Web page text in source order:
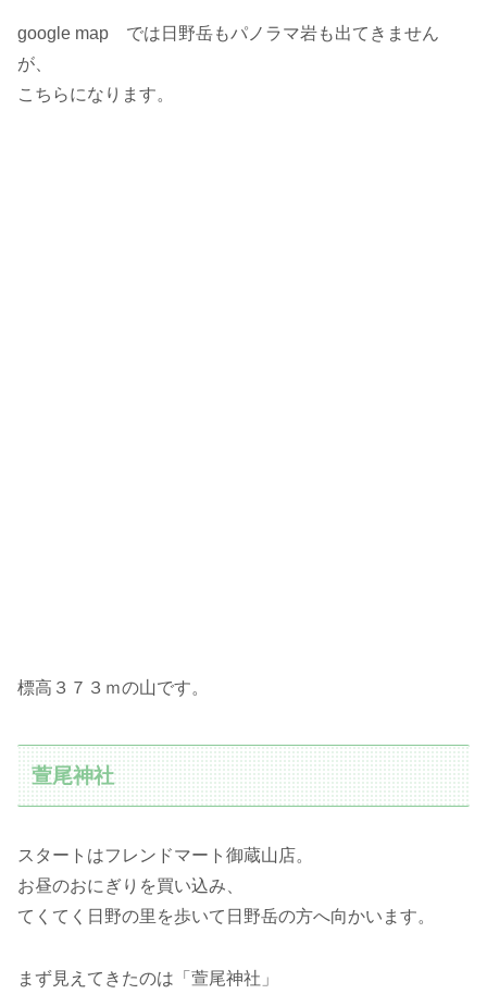
google map では日野岳もパノラマ岩も出てきません
が、
こちらになります。
標高３７３ｍの山です。
萱尾神社
スタートはフレンドマート御蔵山店。
お昼のおにぎりを買い込み、
てくてく日野の里を歩いて日野岳の方へ向かいます。
まず見えてきたのは「萱尾神社」